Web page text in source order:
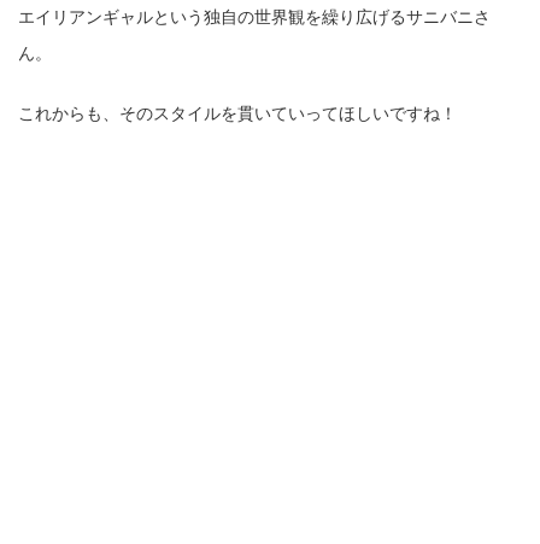
エイリアンギャルという独自の世界観を繰り広げるサニバニさ
ん。
これからも、そのスタイルを貫いていってほしいですね！